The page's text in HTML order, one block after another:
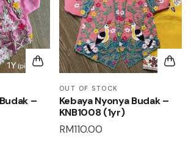
–
OUT OF STOCK
Kebaya Nyonya Budak –
KNB1008 (1yr)
RM110.00